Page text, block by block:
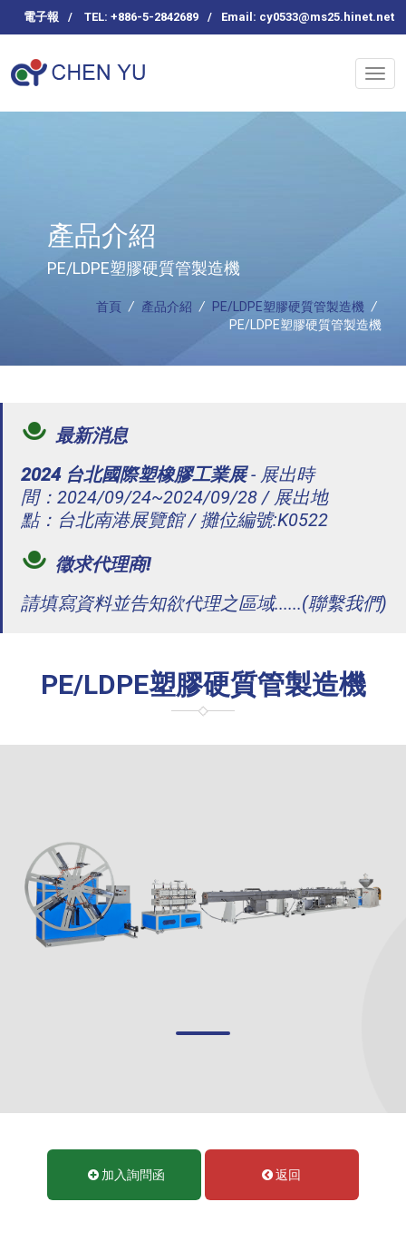
電子報 / TEL: +886-5-2842689 / Email: cy0533@ms25.hinet.net
產品介紹
PE/LDPE塑膠硬質管製造機
首頁 / 產品介紹 / PE/LDPE塑膠硬質管製造機 /
PE/LDPE塑膠硬質管製造機
最新消息
2024 台北國際塑橡膠工業展- 展出時
間：2024/09/24~2024/09/28 / 展出地
點：台北南港展覽館 / 攤位編號:K0522
徵求代理商!
請填寫資料並告知欲代理之區域......(聯繫我們)
PE/LDPE塑膠硬質管製造機
加入詢問函 返回